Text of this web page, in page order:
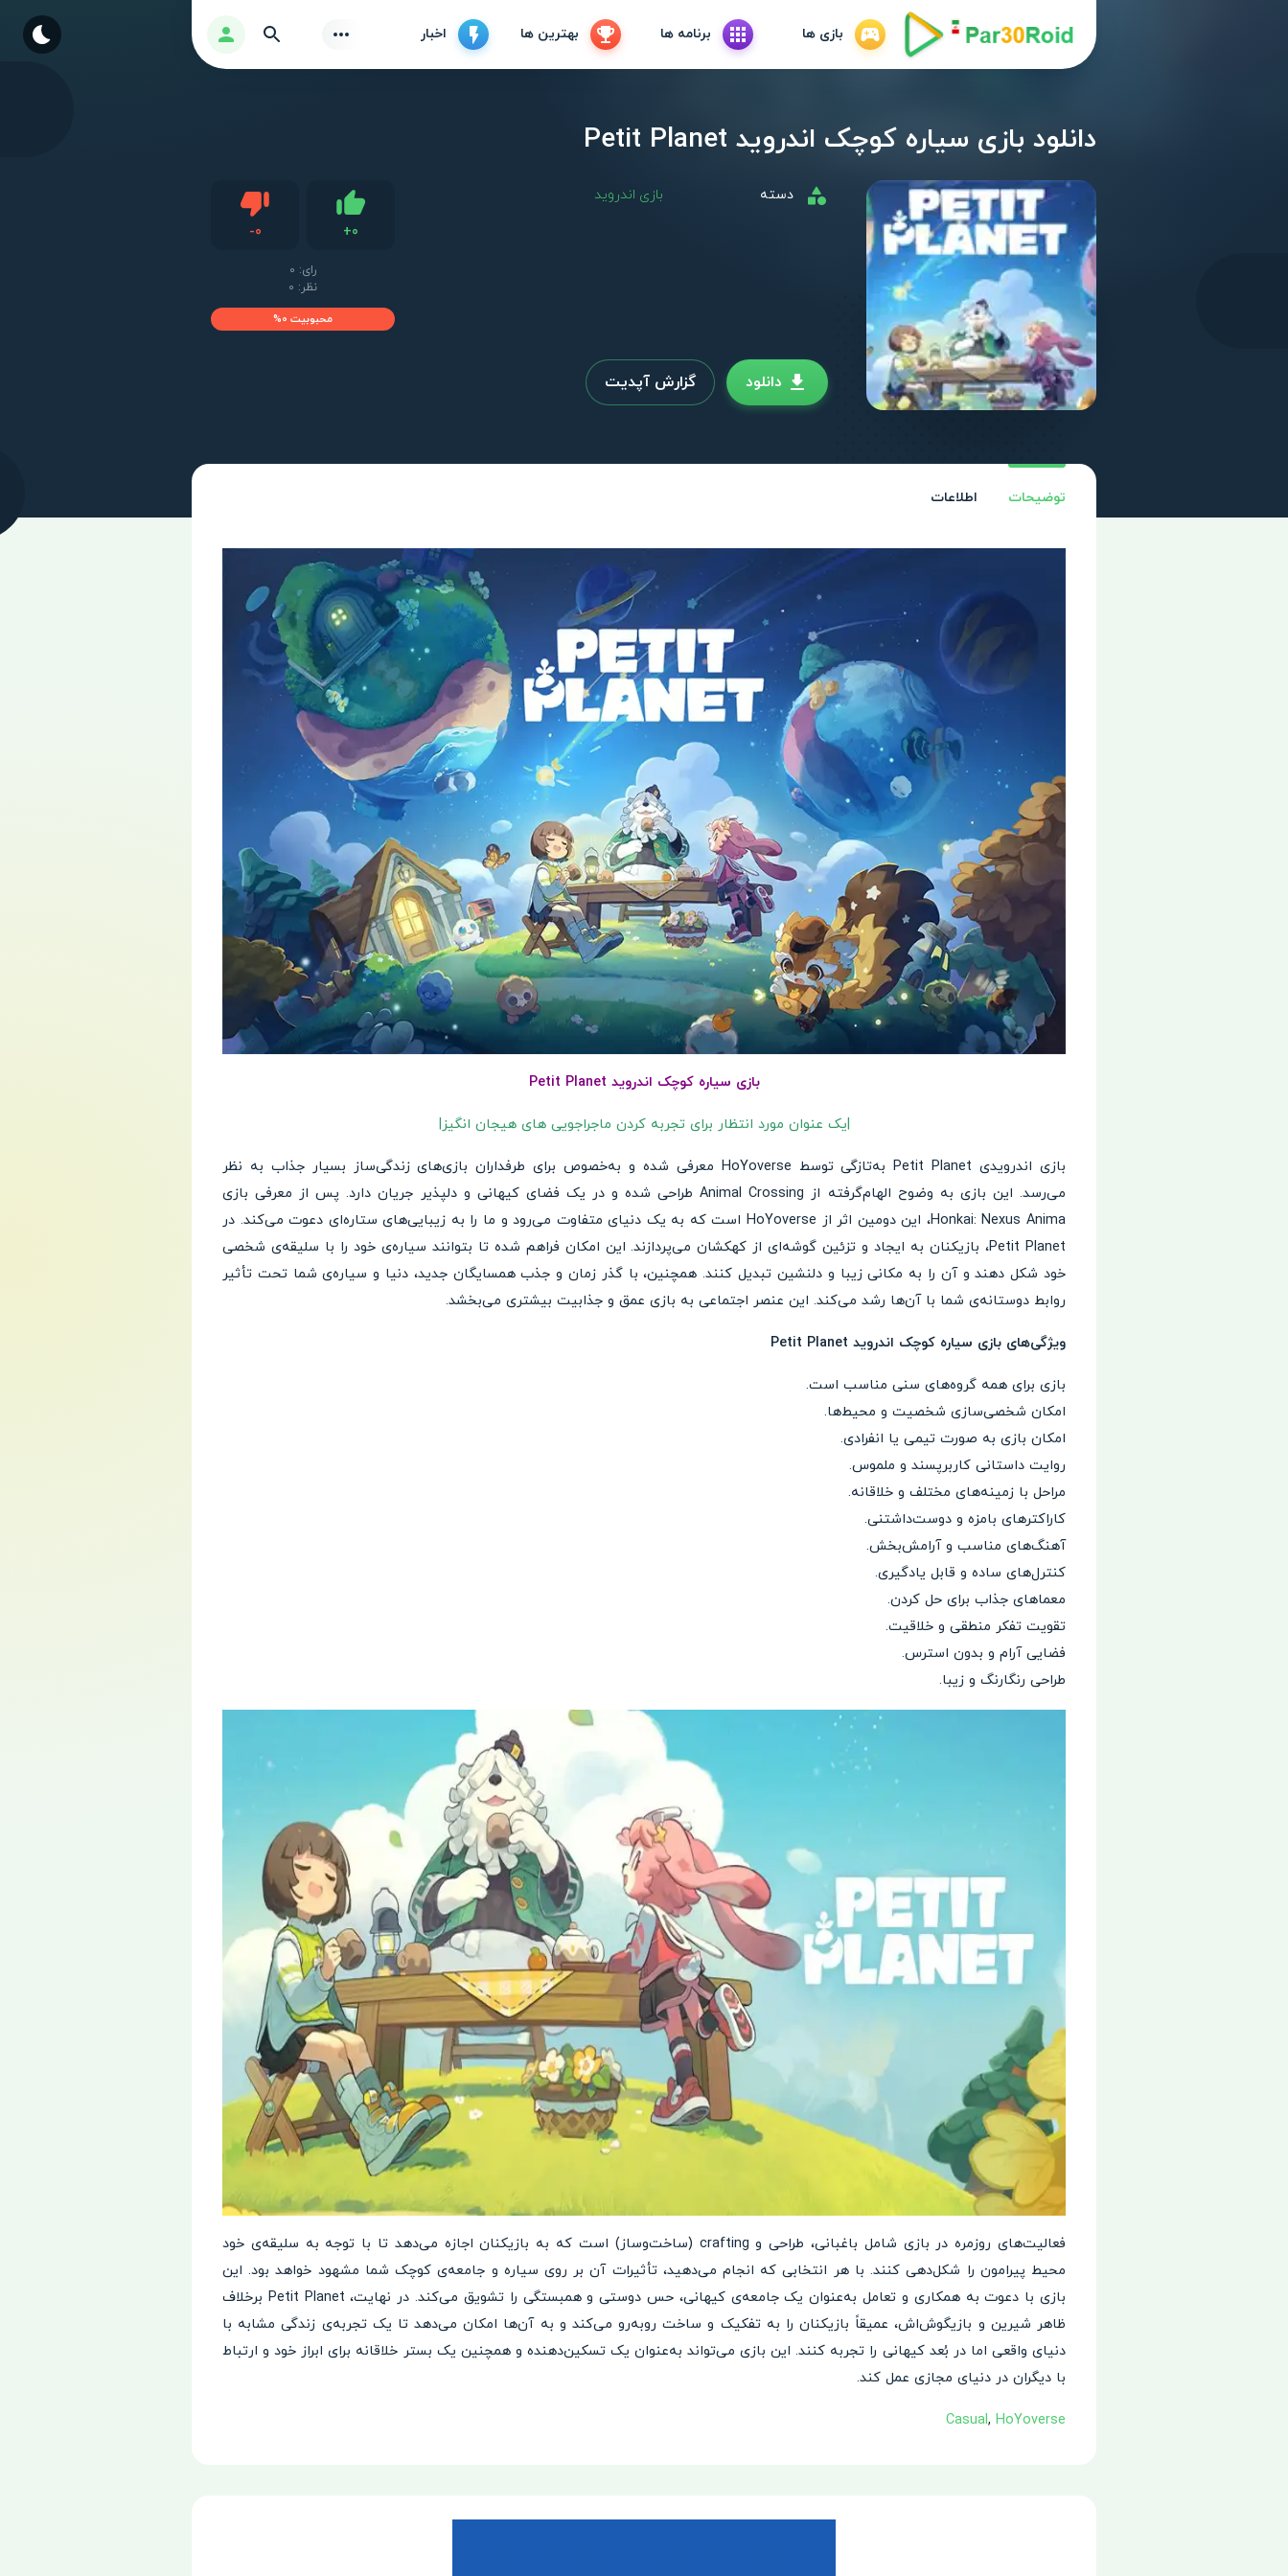
بازی ها برنامه ها بهترین ها اخبار ورود Find
دانلود بازی سیاره کوچک اندروید Petit Planet
دسته بازی اندروید
+0
لایک
-0دیس لایک
رای: 0
نظر: 0
محبوبیت 0%
دانلود گزارش آپدیت
توضیحات اطلاعات
بازی سیاره کوچک اندروید Petit Planet
|یک عنوان مورد انتظار برای تجربه کردن ماجراجویی های هیجان انگیز|
بازی اندرویدی Petit Planet به‌تازگی توسط HoYoverse معرفی شده و به‌خصوص برای طرفداران بازی‌های زندگی‌ساز بسیار جذاب به نظر
می‌رسد. این بازی به وضوح الهام‌گرفته از Animal Crossing طراحی شده و در یک فضای کیهانی و دلپذیر جریان دارد. پس از معرفی بازی
Honkai: Nexus Anima، این دومین اثر از HoYoverse است که به یک دنیای متفاوت می‌رود و ما را به زیبایی‌های ستاره‌ای دعوت می‌کند. در
Petit Planet، بازیکنان به ایجاد و تزئین گوشه‌ای از کهکشان می‌پردازند. این امکان فراهم شده تا بتوانند سیاره‌ی خود را با سلیقه‌ی شخصی
خود شکل دهند و آن را به مکانی زیبا و دلنشین تبدیل کنند. همچنین، با گذر زمان و جذب همسایگان جدید، دنیا و سیاره‌ی شما تحت تأثیر
روابط دوستانه‌ی شما با آن‌ها رشد می‌کند. این عنصر اجتماعی به بازی عمق و جذابیت بیشتری می‌بخشد.
ویژگی‌های بازی سیاره کوچک اندروید Petit Planet
بازی برای همه گروه‌های سنی مناسب است.
امکان شخصی‌سازی شخصیت و محیط‌ها.
امکان بازی به صورت تیمی یا انفرادی.
روایت داستانی کاربرپسند و ملموس.
مراحل با زمینه‌های مختلف و خلاقانه.
کاراکترهای بامزه و دوست‌داشتنی.
آهنگ‌های مناسب و آرامش‌بخش.
کنترل‌های ساده و قابل یادگیری.
معماهای جذاب برای حل کردن.
تقویت تفکر منطقی و خلاقیت.
فضایی آرام و بدون استرس.
طراحی رنگارنگ و زیبا.
فعالیت‌های روزمره در بازی شامل باغبانی، طراحی و crafting (ساخت‌وساز) است که به بازیکنان اجازه می‌دهد تا با توجه به سلیقه‌ی خود
محیط پیرامون را شکل‌دهی کنند. با هر انتخابی که انجام می‌دهید، تأثیرات آن بر روی سیاره و جامعه‌ی کوچک شما مشهود خواهد بود. این
بازی با دعوت به همکاری و تعامل به‌عنوان یک جامعه‌ی کیهانی، حس دوستی و همبستگی را تشویق می‌کند. در نهایت، Petit Planet برخلاف
ظاهر شیرین و بازیگوش‌اش، عمیقاً بازیکنان را به تفکیک و ساخت روبه‌رو می‌کند و به آن‌ها امکان می‌دهد تا یک تجربه‌ی زندگی مشابه با
دنیای واقعی اما در بُعد کیهانی را تجربه کنند. این بازی می‌تواند به‌عنوان یک تسکین‌دهنده و همچنین یک بستر خلاقانه برای ابراز خود و ارتباط
با دیگران در دنیای مجازی عمل کند.
Casual, HoYoverse